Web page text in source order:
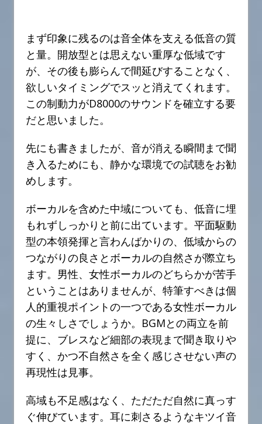
まず印象に残るのは音全体を支える低音の質
と量。開放型とは思えない重厚な低域です
が、その後も膨らんで間延びすることなく、
欲しいタイミングでスッと消えてくれます。
この制動力がD8000のサウンドを確立する要
だと思いました。
先にも書きましたが、音が消える瞬間まで聞
き入るためにも、静かな環境での試聴をお勧
めします。
ボーカルを含めた中域についても、低音に埋
もれずしっかりと前に出ています。平面駆動
型の本領発揮と言わんばかりの、低域からの
つながりの良さとボーカルの自然さが際立ち
ます。男性、女性ボーカルのどちらかが苦手
ということはありませんが、特筆すべきは個
人的重視ポイントの一つである女性ボーカル
の生々しさでしょうか。BGMとの両立を前
提に、ブレスなど細部の表現まで聞き取りや
すく、かつ不自然さを全く感じさせない声の
再現性は見事。
高域も不足感はなく、ただただ自然に真っす
ぐ伸びています。耳に刺さるようなキツイ音